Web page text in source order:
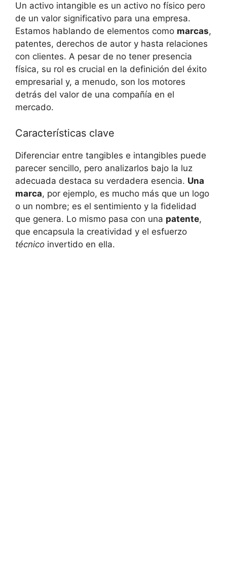
Un activo intangible es un ⁢activo no físico pero
de un valor significativo para una empresa.
Estamos hablando​ de elementos como marcas,
patentes, derechos de autor ⁤y hasta ​relaciones‍
con ​clientes. A pesar de no tener presencia
física, su rol ⁢es‌ crucial en la definición del éxito
empresarial y, a menudo, son los motores
detrás del valor de una compañía en el
mercado.
Características clave
Diferenciar entre tangibles ‌e intangibles puede
parecer ⁣sencillo, pero ​analizarlos bajo la luz
adecuada destaca su verdadera esencia. Una
marca, por ejemplo, es mucho ⁣más que un logo​
o un nombre; es el sentimiento ‍y la fidelidad
‌que genera. Lo mismo pasa con una patente,
que ⁢encapsula la creatividad y el esfuerzo
técnico invertido en ella.